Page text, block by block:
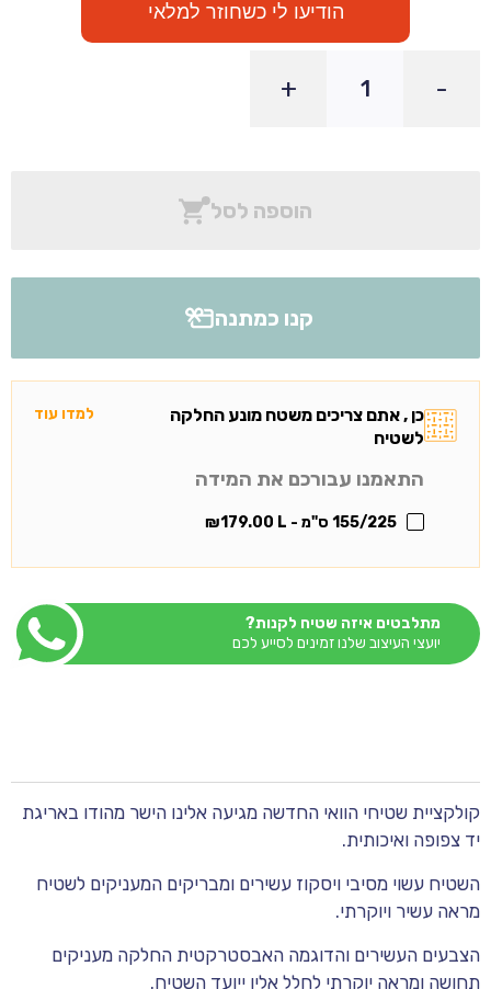
הודיעו לי כשחוזר למלאי
-
+
קנו כמתנה
הוספה לסל
כן , אתם צריכים משטח מונע החלקה
לשטיח
למדו עוד
התאמנו עבורכם את המידה
155/225 ס"מ - L ₪179.00
מתלבטים איזה שטיח לקנות?
יועצי העיצוב שלנו זמינים לסייע לכם
קולקציית שטיחי הוואי החדשה מגיעה אלינו הישר מהודו באריגת
יד צפופה ואיכותית.
השטיח עשוי מסיבי ויסקוז עשירים ומבריקים המעניקים לשטיח
מראה עשיר ויוקרתי.
הצבעים העשירים והדוגמה האבסטרקטית החלקה מעניקים
תחושה ומראה יוקרתי לחלל אליו ייועד השטיח.